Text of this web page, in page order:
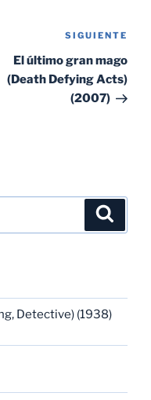
SIGUIENTE
El último gran mago
(Death Defying Acts)
(2007)
Detective) (1938)